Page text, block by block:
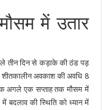
में उतार
तीन दिन से कड़ाके की ठंड पड़
शीतकालीन अवकाश की अवधि 8
अगले एक सप्ताह तक मौसम में
बदलाव की स्थिति को ध्यान में